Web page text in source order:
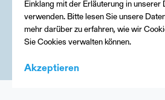
Impressum
Einklang mit der Erläuterung in unserer
verwenden. Bitte lesen Sie unsere
mehr darüber zu erfahren, wie wir
Sie Cookies verwalten können.
Akzeptieren